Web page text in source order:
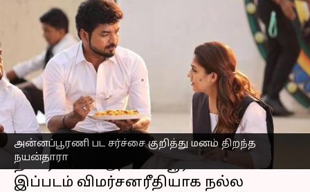
அன்னப்பூரணி பட சர்ச்சை குறித்து மனம் திறந்த
நயன்தாரா
அன்னப்பூரணி பட சர்ச்சை
குறித்து மனம் திறந்த
நயன்தாரா
எழுதியவர் Venkatalakshmi V Jan 19, 2024 10:32 am
செய்தி முன்னோட்டம்
நயன்தாராநடிப்பில் வெளியான
திரைப்படம் 'அன்னப்பூரணி'.
இப்படம் விமர்சனரீதியாக நல்ல